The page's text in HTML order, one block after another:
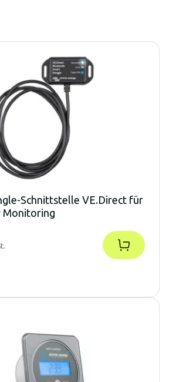
Schnittstelle VE.Direct für
Monitoring